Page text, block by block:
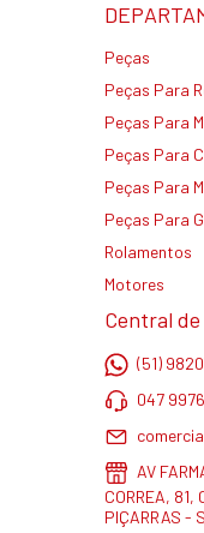
Peças
Peças Para
Peças Para
Peças Para
Peças Para
Peças Para
Rolamentos
Motores
Central
(51)
047
AV
CORREA, 81,
PIÇARRAS -